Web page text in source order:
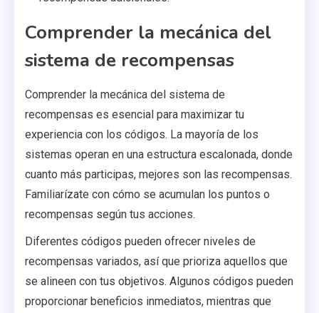
Comprender la mecánica del
sistema de recompensas
Comprender la mecánica del sistema de
recompensas es esencial para maximizar tu
experiencia con los códigos. La mayoría de los
sistemas operan en una estructura escalonada, donde
cuanto más participas, mejores son las recompensas.
Familiarízate con cómo se acumulan los puntos o
recompensas según tus acciones.
Diferentes códigos pueden ofrecer niveles de
recompensas variados, así que prioriza aquellos que
se alineen con tus objetivos. Algunos códigos pueden
proporcionar beneficios inmediatos, mientras que